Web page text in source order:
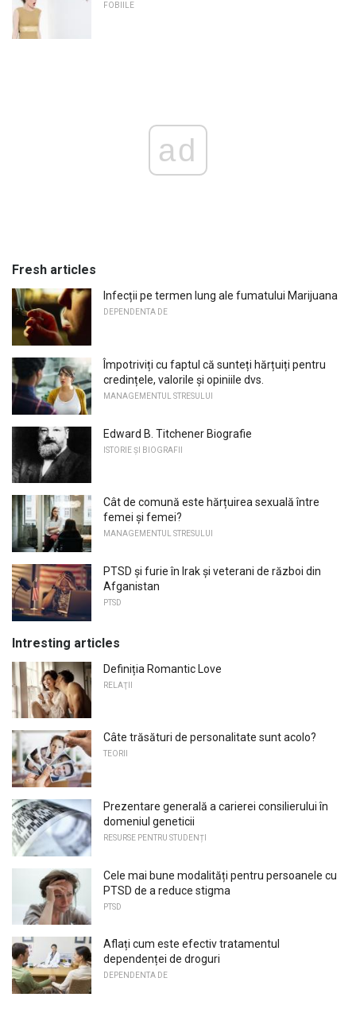
FOBIILE
ad
Fresh articles
Infecții pe termen lung ale fumatului Marijuana
DEPENDENTA DE
Împotriviți cu faptul că sunteți hărțuiți pentru
credințele, valorile și opiniile dvs.
MANAGEMENTUL STRESULUI
Edward B. Titchener Biografie
ISTORIE ȘI BIOGRAFII
Cât de comună este hărțuirea sexuală între
femei și femei?
MANAGEMENTUL STRESULUI
PTSD și furie în Irak și veterani de război din
Afganistan
PTSD
Intresting articles
Definiția Romantic Love
RELAŢII
Câte trăsături de personalitate sunt acolo?
TEORII
Prezentare generală a carierei consilierului în
domeniul geneticii
RESURSE PENTRU STUDENȚI
Cele mai bune modalități pentru persoanele cu
PTSD de a reduce stigma
PTSD
Aflați cum este efectiv tratamentul
dependenței de droguri
DEPENDENTA DE